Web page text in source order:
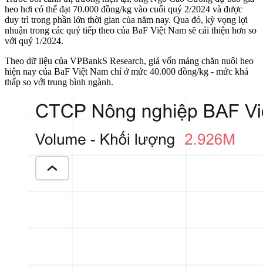
heo hơi có thể đạt 70.000 đồng/kg vào cuối quý 2/2024 và được
duy trì trong phần lớn thời gian của năm nay. Qua đó, kỳ vọng lợi
nhuận trong các quý tiếp theo của BaF Việt Nam sẽ cải thiện hơn so
với quý 1/2024.
Theo dữ liệu của VPBankS Research, giá vốn mảng chăn nuôi heo
hiện nay của BaF Việt Nam chỉ ở mức 40.000 đồng/kg - mức khá
thấp so với trung bình ngành.